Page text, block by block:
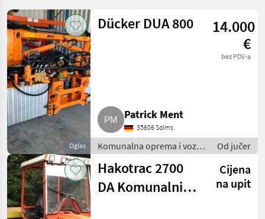
Oglas
Dücker DUA 800
14.000
€
bez PDV-a
Patrick Ment
35606 Solms
Komunalna oprema i vozila
/ Kosilice za nagibe
Od jučer
Hakotrac 2700
DA Komunalni
Cijena
na upit